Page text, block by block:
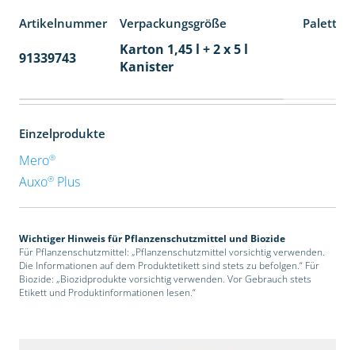
Artikelnummer Verpackungsgröße
91339743
Karton 1,45 l + 2 x 5 l
Kanister
Einzelprodukte
Mero®
Auxo®Plus
Wichtiger Hinweis für Pflanzenschutzmittel und Biozide
Für Pflanzenschutzmittel: „Pflanzenschutzmittel vorsichtig verwenden.
Die Informationen auf dem Produktetikett sind stets zu befolgen.“ Für
Biozide: „Biozidprodukte vorsichtig verwenden. Vor Gebrauch stets
Etikett und Produktinformationen lesen.“